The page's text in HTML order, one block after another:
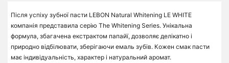
Після успіху зубної пасти LEBON Natural Whitening LE WHITE
компанія представила серію The Whitening Series. Унікальна
формула, збагачена екстрактом папайї, дозволяє делікатно і
природно відбілювати, зберігаючи емаль зубів. Кожен смак пасти
має індивідуальність, характер і натуральний аромат.